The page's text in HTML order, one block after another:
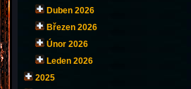
Duben 2026
Březen 2026
Únor 2026
Leden 2026
2025